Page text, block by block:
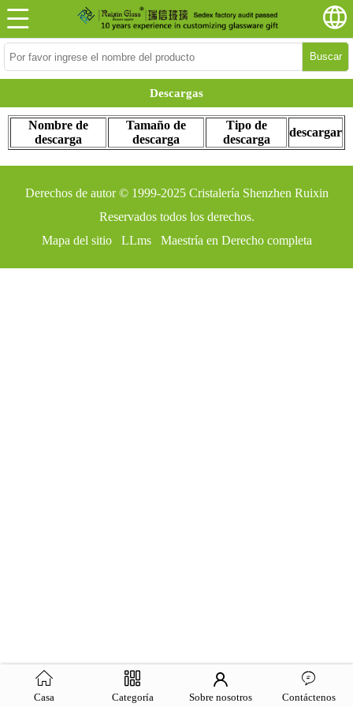
Buscar
Descargas
Nombre de
descarga
Tamaño de
descarga
Tipo de
descarga
descargar
Derechos de autor © 1999-2025 Cristalería Shenzhen Ruixin
Reservados todos los derechos.
Mapa del sitio
LLms Maestría en Derecho completa
Casa Categoría Sobre nosotros Contáctenos